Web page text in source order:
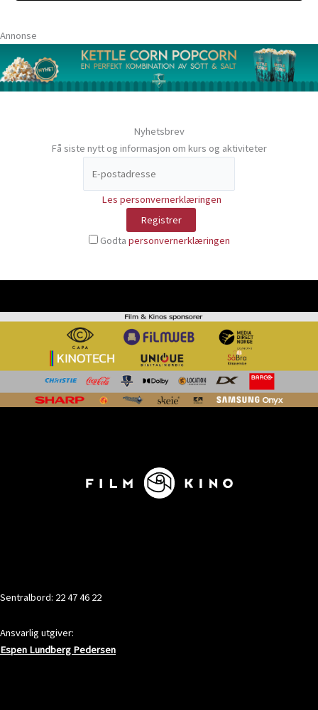
Annonse
Nyhetsbrev
Få siste nytt og informasjon om kurs og aktiviteter
Les personvernerklæringen
Godta personvernerklæringen
Sentralbord: 22 47 46 22
Ansvarlig utgiver:
Espen Lundberg Pedersen